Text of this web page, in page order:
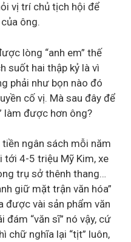
vị trí chủ tịch hội để
ông.
lòng “anh em” thế
suốt hai thập kỷ là vì
phải như bọn nào đó
cố vị. Mà sau đây để
làm được hơn ông?
ngân sách mỗi năm
tới 4-5 triệu Mỹ Kim, xe
trụ sở thênh thang…
giữ mặt trận văn hóa”
được vài sản phẩm văn
đám “văn sĩ” nó vậy, cứ
chữ nghĩa lại “tịt” luôn,